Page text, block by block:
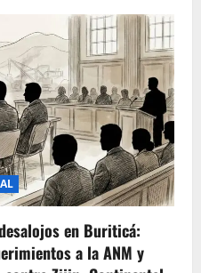
en Buriticá:
a la ANM y